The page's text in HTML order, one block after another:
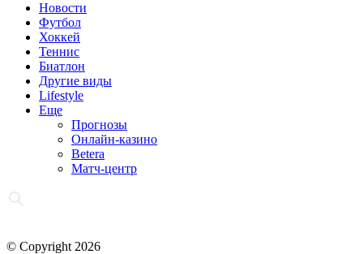
Новости
Футбол
Хоккей
Теннис
Биатлон
Другие виды
Lifestyle
Еще
Прогнозы
Онлайн-казино
Betera
Матч-центр
© Copyright 2026